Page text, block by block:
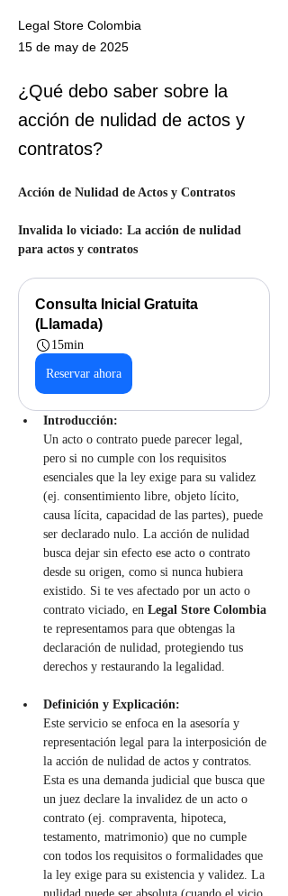
Legal Store Colombia
15 de may de 2025
¿Qué debo saber sobre la
acción de nulidad de actos y
contratos?
Acción de Nulidad de Actos y Contratos
Invalida lo viciado: La acción de nulidad
para actos y contratos
Consulta Inicial Gratuita
(Llamada)
15min
Reservar ahora
Introducción:
Un acto o contrato puede parecer legal,
pero si no cumple con los requisitos
esenciales que la ley exige para su validez
(ej. consentimiento libre, objeto lícito,
causa lícita, capacidad de las partes), puede
ser declarado nulo. La acción de nulidad
busca dejar sin efecto ese acto o contrato
desde su origen, como si nunca hubiera
existido. Si te ves afectado por un acto o
contrato viciado, en Legal Store Colombia
te representamos para que obtengas la
declaración de nulidad, protegiendo tus
derechos y restaurando la legalidad.
Definición y Explicación:
Este servicio se enfoca en la asesoría y
representación legal para la interposición de
la acción de nulidad de actos y contratos.
Esta es una demanda judicial que busca que
un juez declare la invalidez de un acto o
contrato (ej. compraventa, hipoteca,
testamento, matrimonio) que no cumple
con todos los requisitos o formalidades que
la ley exige para su existencia y validez. La